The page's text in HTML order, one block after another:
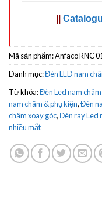
Mã sản phẩm:Anfaco RNC
Danh mục:Đèn LED nam
Từ khóa:Đèn Led nam
nam châm & phụ kiện,Đèn
châm xoay góc,Đèn ray Led
nhiều mắt